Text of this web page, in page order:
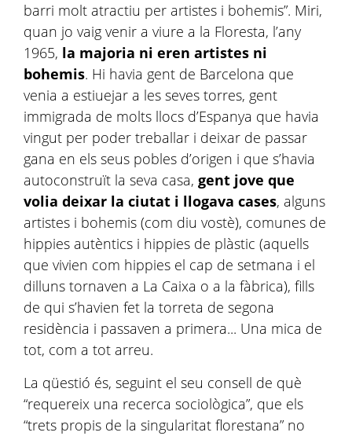
barri molt atractiu per artistes i bohemis”. Miri,
quan jo vaig venir a viure a la Floresta, l’any
1965, la majoria ni eren artistes ni
bohemis. Hi havia gent de Barcelona que
venia a estiuejar a les seves torres, gent
immigrada de molts llocs d’Espanya que havia
vingut per poder treballar i deixar de passar
gana en els seus pobles d’origen i que s’havia
autoconstruït la seva casa, gent jove que
volia deixar la ciutat i llogava cases, alguns
artistes i bohemis (com diu vostè), comunes de
hippies autèntics i hippies de plàstic (aquells
que vivien com hippies el cap de setmana i el
dilluns tornaven a La Caixa o a la fàbrica), fills
de qui s’havien fet la torreta de segona
residència i passaven a primera... Una mica de
tot, com a tot arreu.
La qüestió és, seguint el seu consell de què
“requereix una recerca sociològica”, que els
“trets propis de la singularitat florestana” no